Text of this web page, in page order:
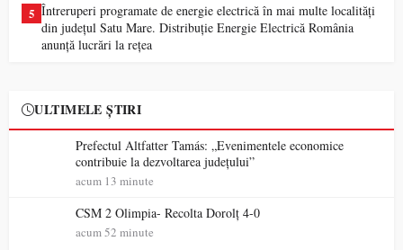
5 Întreruperi programate de energie electrică în mai multe localități
din județul Satu Mare. Distribuție Energie Electrică România
anunță lucrări la rețea
ULTIMELE ȘTIRI
Prefectul Altfatter Tamás: „Evenimentele economice
contribuie la dezvoltarea județului”
acum 13 minute
CSM 2 Olimpia- Recolta Dorolț 4-0
acum 52 minute